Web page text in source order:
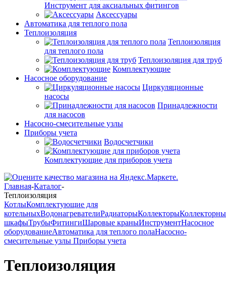
Инструмент для аксиальных фитингов
Аксессуары
Автоматика для теплого пола
Теплоизоляция
Теплоизоляция
для теплого пола
Теплоизоляция для труб
Комплектующие
Насосное оборудование
Циркуляционные
насосы
Принадлежности
для насосов
Насосно-смесительные узлы
Приборы учета
Водосчетчики
Комплектующие для приборов учета
Главная-Каталог-
Теплоизоляция
КотлыКомплектующие для
котельныхВодонагревателиРадиаторыКоллекторы
шкафыТрубыФитингиШаровые краныИнструментНасосное
оборудованиеАвтоматика для теплого полаНасосно-
смесительные узлы Приборы учета
Теплоизоляция